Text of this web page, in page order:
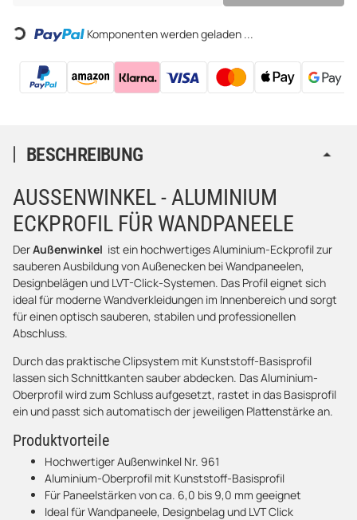
Loading... Komponenten werden geladen ...
BESCHREIBUNG
AUSSENWINKEL - ALUMINIUM E
CKPROFIL FÜR WANDPANEELE
DerAußenwinkel ist ein hochwertiges Aluminium-Eckprofil zur
sauberen Ausbildung von Außenecken bei Wandpaneelen,
Designbelägen und LVT-Click-Systemen. Das Profil eignet sich
ideal für moderne Wandverkleidungen im Innenbereich und sorgt
für einen optisch sauberen, stabilen und professionellen
Abschluss.
Durch das praktische Clipsystem mit Kunststoff-Basisprofil
lassen sich Schnittkanten sauber abdecken. Das Aluminium-
Oberprofil wird zum Schluss aufgesetzt, rastet in das Basisprofil
ein und passt sich automatisch der jeweiligen Plattenstärke an.
Produktvorteile
Hochwertiger Außenwinkel Nr. 961
Aluminium-Oberprofil mit Kunststoff-Basisprofil
Für Paneelstärken von ca. 6,0 bis 9,0 mm geeignet
Ideal für Wandpaneele, Designbelag und LVT Click